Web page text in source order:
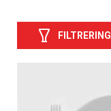
FILTRERING